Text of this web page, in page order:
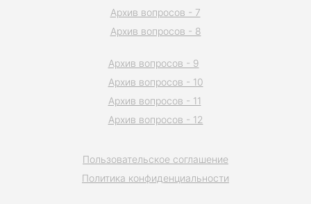
Пользовательское соглашение
Политика конфиденциальности
Архив вопросов - 7
Архив вопросов - 8
Архив вопросов - 9
Архив вопросов - 10
Архив вопросов - 11
Архив вопросов - 12